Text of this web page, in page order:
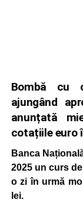
Bombă cu
ajungând
anunțată
cotațiile euro
Banca
2025 un curs
o zi în urmă
lei.